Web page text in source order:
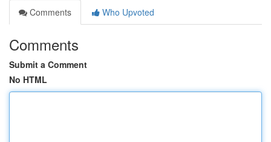
Comments
Who Upvoted
Comments
Submit a Comment
No HTML